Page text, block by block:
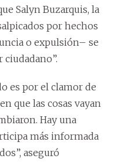
Salyn Buzarquis, la
por hechos
o expulsión– se
ciudadano”.
es por el clamor de
que las cosas vayan
Hay una
más informada
aseguró